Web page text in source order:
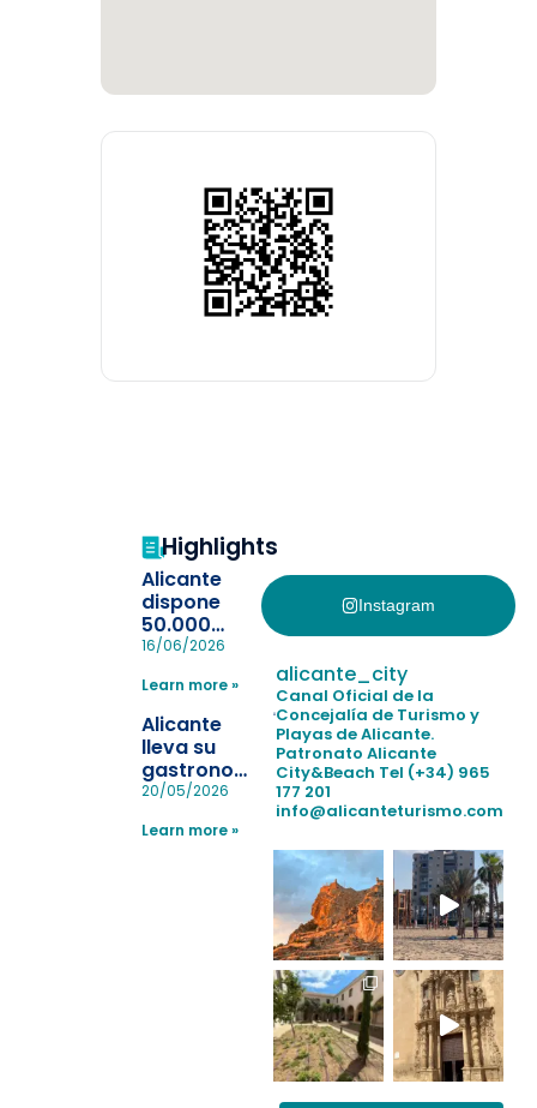
Highlights
Alicante
dispone
50.000
pulseras
la
pérdida de niños
en las
playas y
realiza con
éxito un
simulacro de socorrismo
16/06/2026
Learn more »
Alicante
lleva su
gastronomía
a Madrid
reforzar el
20/05/2026
Learn more »
Instagram
alicante_city
Canal Oficial de la
Concejalía de Turismo y
Playas de Alicante.
Patronato Alicante
City&Beach Tel (+34) 965
177 201
info@alicanteturismo.com